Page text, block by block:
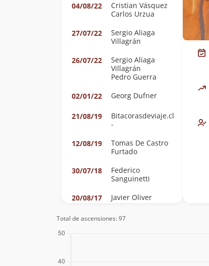
04/08/22
Cristian Vásquez
Carlos Urzua
27/07/22
Sergio Aliaga
Villagrán
26/07/22
Sergio Aliaga
Villagrán
Pedro Guerra
02/01/22
Georg Dufner
21/08/19
Bitacorasdeviaje.cl
-
12/08/19
Tomas De Castro
Furtado
30/07/18
Federico
Sanguinetti
20/08/17
Javier Oliver
05/08/16
Total de ascensiones: 97